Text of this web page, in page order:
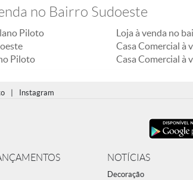
no Bairro Sudoeste
Piloto
Piloto
Loja à venda no
Casa Comercial à
Casa Comercial à
Instagram
NOTÍCIAS
Decoração